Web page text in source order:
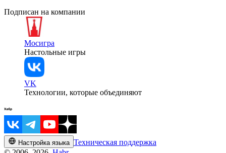
Подписан на компании
Мосигра
Настольные игры
VK
Технологии, которые объединяют
Настройка языка Техническая поддержка